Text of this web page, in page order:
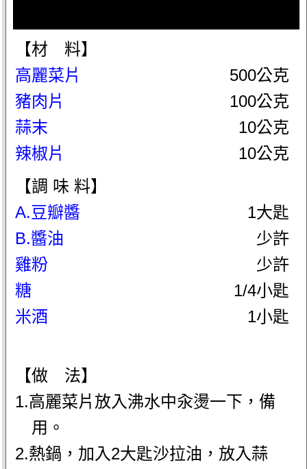
【材 料】
高麗菜片
500公克
豬肉片
100公克
蒜末
10公克
辣椒片
10公克
【調 味 料】
A.豆瓣醬
1大匙
B.醬油
少許
雞粉
少許
糖
1/4小匙
米酒
1小匙
【做 法】
1.高麗菜片放入沸水中汆燙一下，備
用。
2.熱鍋，加入2大匙沙拉油，放入蒜